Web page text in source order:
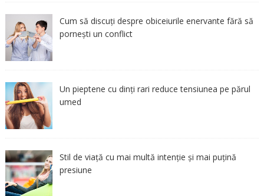
Cum să discuți despre obiceiurile enervante fără să
pornești un conflict
Un pieptene cu dinți rari reduce tensiunea pe părul
umed
Stil de viață cu mai multă intenție și mai puțină
presiune